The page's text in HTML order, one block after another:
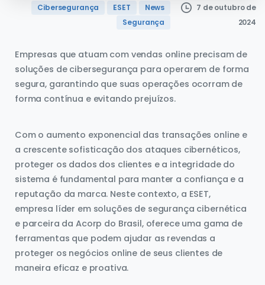
Cibersegurança ESET
News
Segurança
7 de outubro de
2024
Empresas que atuam com vendas online precisam de
soluções de cibersegurança para operarem de forma
segura, garantindo que suas operações ocorram de
forma contínua e evitando prejuízos.
Com o aumento exponencial das transações online e
a crescente sofisticação dos ataques cibernéticos,
proteger os dados dos clientes e a integridade do
sistema é fundamental para manter a confiança e a
reputação da marca. Neste contexto, a ESET,
empresa líder em soluções de segurança cibernética
e parceira da Acorp do Brasil, oferece uma gama de
ferramentas que podem ajudar as revendas a
proteger os negócios online de seus clientes de
maneira eficaz e proativa.